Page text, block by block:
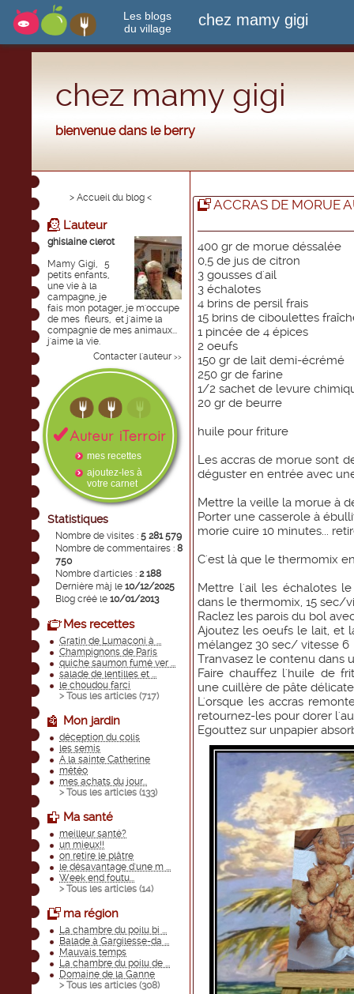
Les blogs
du village
chez mamy gigi
chez mamy gigi
bienvenue dans le berry
> Accueil du blog <
L'auteur
ghislaine clerot
Mamy Gigi, 5
petits enfants,
une vie à la
campagne, je
fais mon potager, je m'occupe
de mes fleurs, et j'aime la
compagnie de mes animaux...
j'aime la vie.
Contacter l'auteur >>
mes recettes
ajoutez-les à
votre carnet
Statistiques
Nombre de visites : 5 281 579
Nombre de commentaires : 8
750
Nombre d'articles : 2 188
Dernière màj le 10/12/2025
Blog créé le 10/01/2013
Mes recettes
Gratin de Lumaconi à ...
Champignons de Paris
quiche saumon fumé ver ...
salade de lentilles et ...
le choudou farci
> Tous les articles (717)
Mon jardin
déception du colis
les semis
A la sainte Catherine
météo
mes achats du jour...
> Tous les articles (133)
Ma santé
meilleur santé?
un mieux!!
on retire le plâtre
le désavantage d'une m ...
Week end foutu...
> Tous les articles (14)
ma région
La chambre du poilu bi ...
Balade à Gargilesse-da ...
Mauvais temps
La chambre du poilu de ...
Domaine de la Ganne
> Tous les articles (308)
ACCRAS DE MORUE
400 gr de morue déssalée
0,5 de jus de citron
3 gousses d'ail
3 échalotes
4 brins de persil frais
15 brins de ciboulettes
1 pincée de 4 épices
2 oeufs
150 gr de lait demi-écrémé
250 gr de farine
1/2 sachet de levure
20 gr de beurre
huile pour friture
Les accras de morue sont
déguster en entrée avec
Mettre la veille la morue à
Porter une casserole à
morie cuire 10 minutes...
C'est là que le thermomix
Mettre l'ail les échalotes
dans le thermomix, 15 sec/
Raclez les parois du bol
Ajoutez les oeufs le lait, et
mélangez 30 sec/ vitesse 6
Tranvasez le contenu dans
Faire chauffez l'huile de
une cuillère de pâte
L'orsque les accras
retournez-les pour dorer
Egouttez sur unpapier